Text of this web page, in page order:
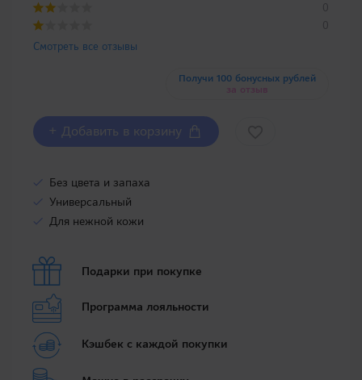
0
0
Смотреть все отзывы
Получи 100 бонусных рублей
за отзыв
+ Добавить в корзину
Без цвета и запаха
Универсальный
Для нежной кожи
Подарки при покупке
Программа лояльности
Кэшбек с каждой покупки